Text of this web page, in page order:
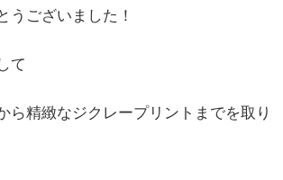
うございました！
て
ら精緻なジクレープリントまでを取り